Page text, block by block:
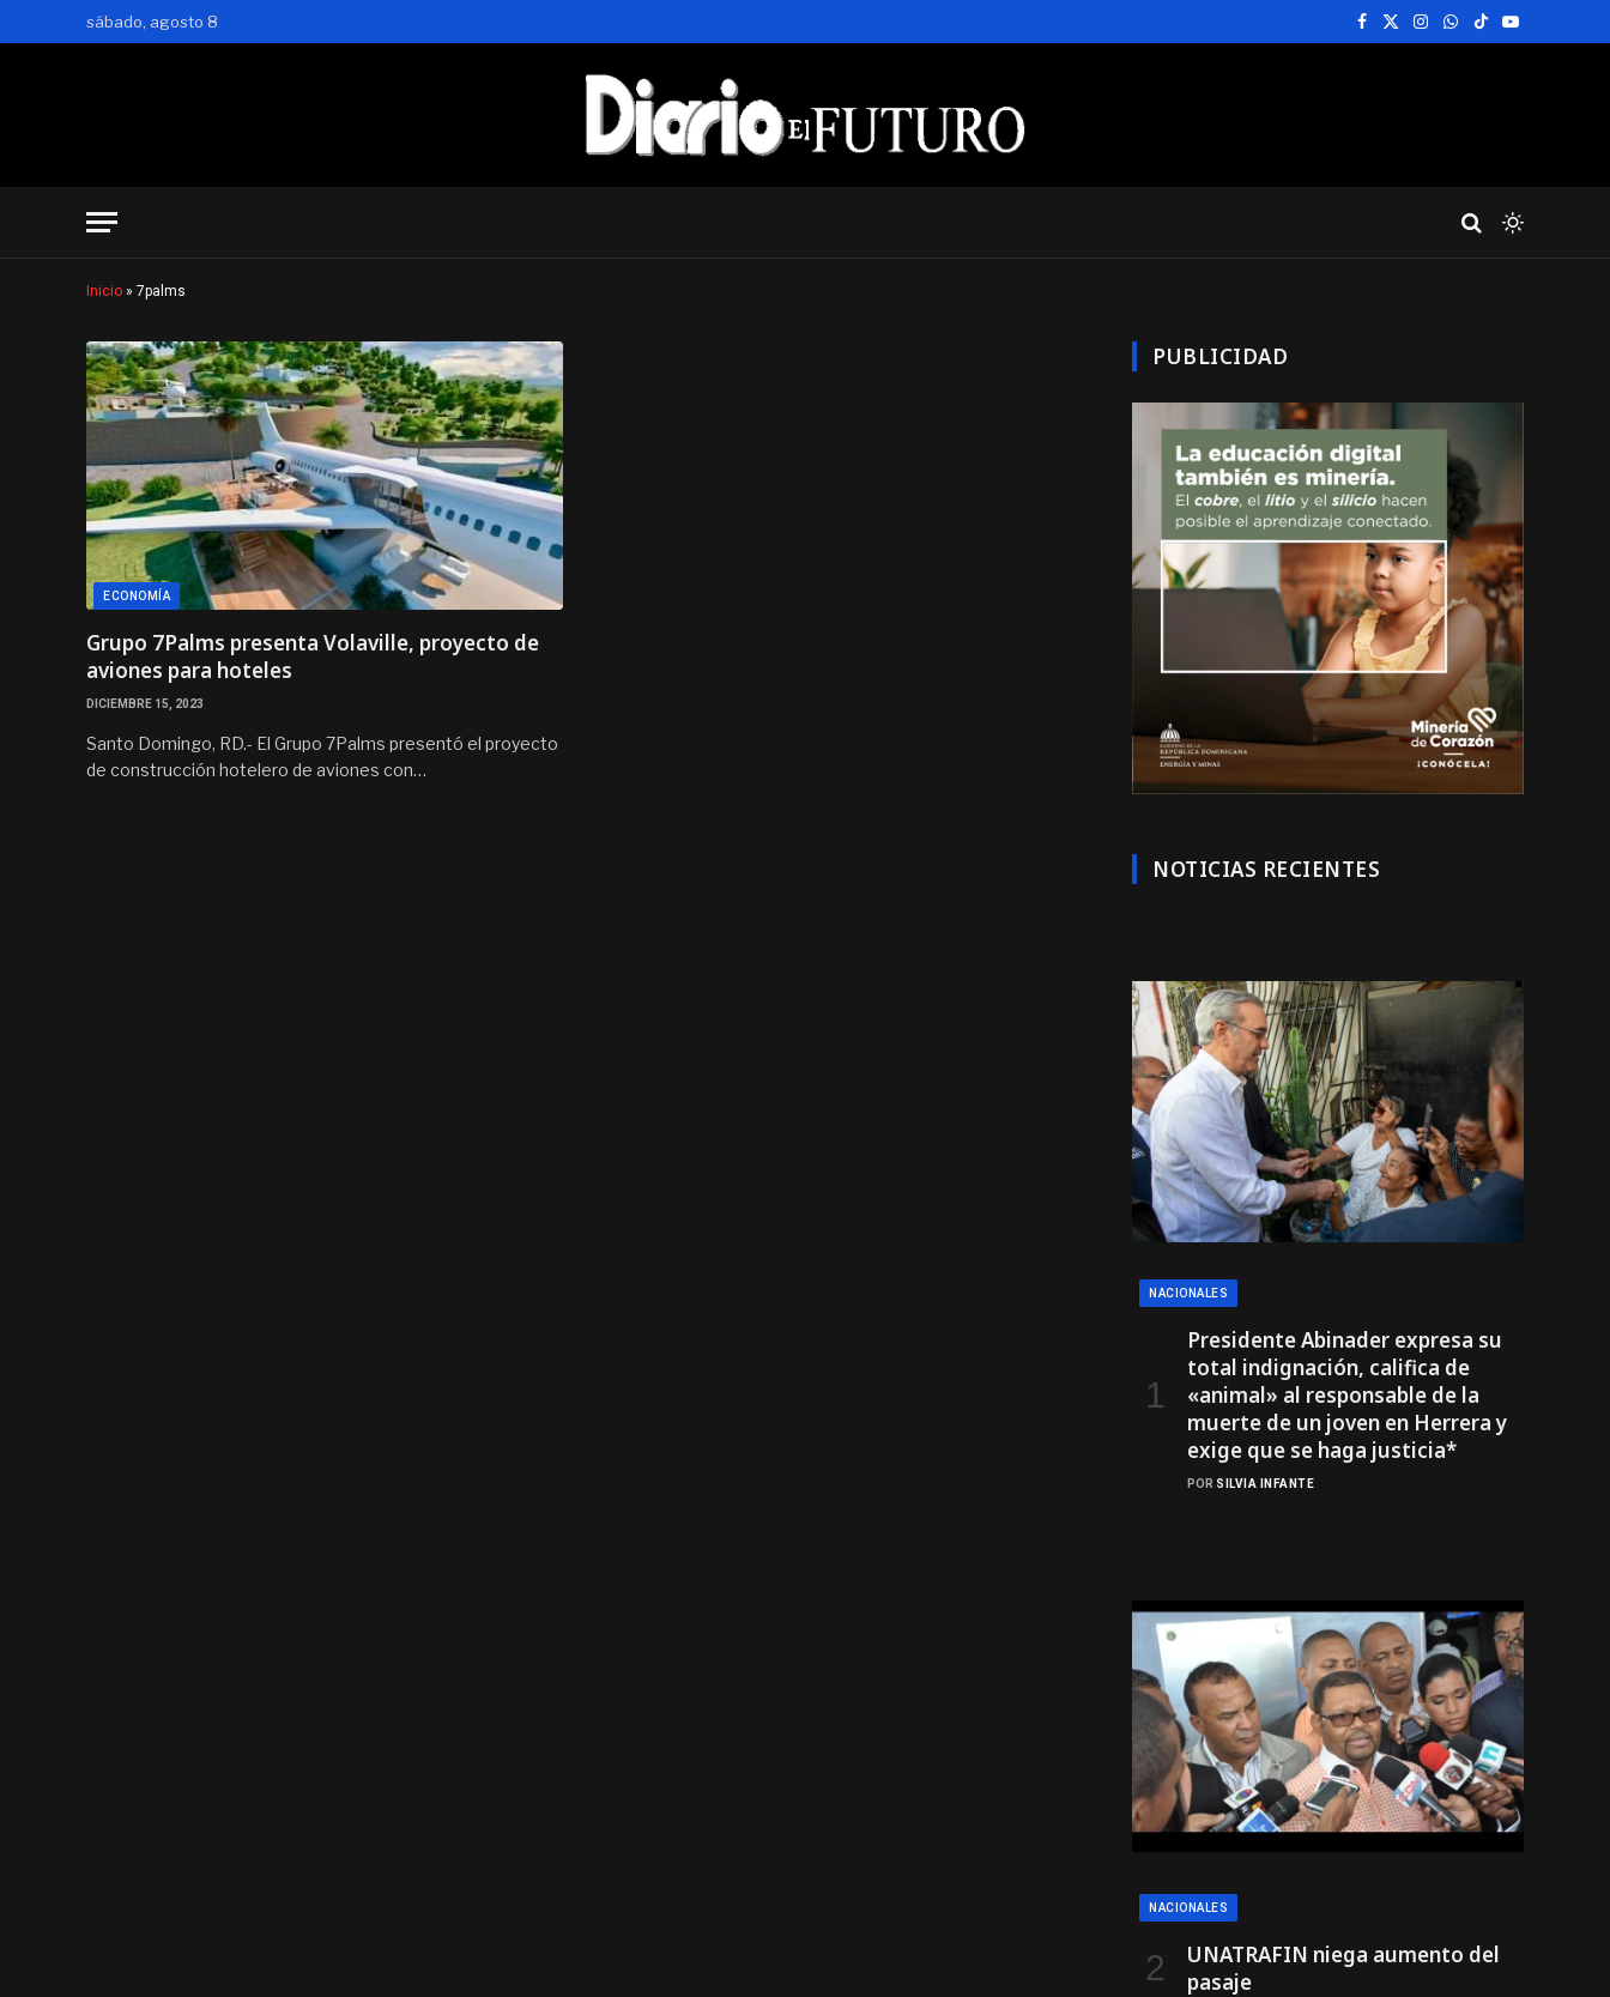
sábado, agosto 8
Facebook
X
Instagram
WhatsApp
TikTokYouTube
Inicio » 7palms
ECONOMÍA
Grupo 7Palms presenta Volaville, proyecto de
aviones para hoteles
DICIEMBRE 15, 2023
Santo Domingo, RD.- El Grupo 7Palms presentó el proyecto
de construcción hotelero de aviones con…
PUBLICIDAD
NOTICIAS RECIENTES
NACIONALES
Presidente Abinader expresa su
total indignación, califica de
«animal» al responsable de la
muerte de un joven en Herrera y
exige que se haga justicia*
POR SILVIA INFANTE
NACIONALES
UNATRAFIN niega aumento del
pasaje